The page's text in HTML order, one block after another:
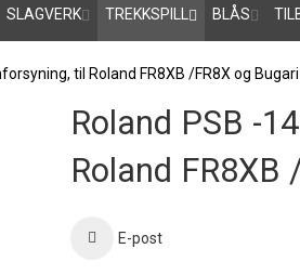
SLAGVERK TREKKSPILL BLÅS
til Roland FR8XB /FR8X og
Roland PSB -
Roland FR8XB
E-post